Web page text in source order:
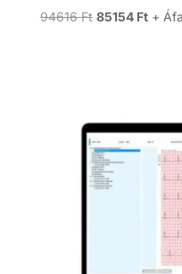
94616Ft Original
85154 Ft +